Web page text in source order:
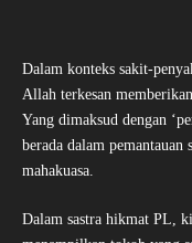
Dalam konteks sakit-
Allah terkesan
Yang dimaksud dengan
berada dalam
mahakuasa.
Dalam sastra hikmat PL,